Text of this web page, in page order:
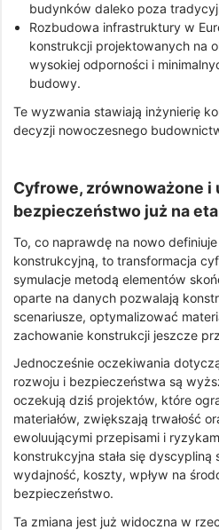
budynków daleko poza
Rozbudowa infrastruktury w
konstrukcji projektowanych na
wysokiej odporności i
budowy.
Te wyzwania stawiają inżynierię
decyzji nowoczesnego
Cyfrowe, zrównoważone i
bezpieczeństwo już na
To, co naprawdę na nowo
konstrukcyjną, to transformacja
symulacje metodą elementów
oparte na danych pozwalają
scenariusze, optymalizować
zachowanie konstrukcji jeszcze
Jednocześnie oczekiwania
rozwoju i bezpieczeństwa są
oczekują dziś projektów, które
materiałów, zwiększają trwałość
ewoluującymi przepisami i
konstrukcyjna stała się
wydajność, koszty, wpływ na
bezpieczeństwo.
Ta zmiana jest już widoczna w